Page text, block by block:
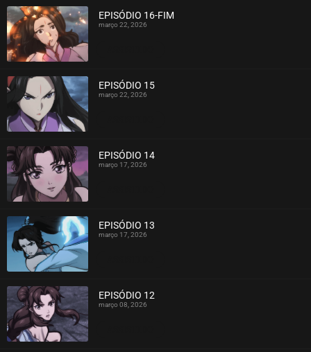
EPISÓDIO 16-FIM
março 22, 2026
EPISÓDIO 15
março 22, 2026
EPISÓDIO 14
março 17, 2026
EPISÓDIO 13
março 17, 2026
EPISÓDIO 12
março 08, 2026